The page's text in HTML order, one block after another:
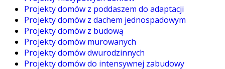
Projekty domów z poddaszem do adaptacji
Projekty domów z dachem jednospadowym
Projekty domów z budową
Projekty domów murowanych
Projekty domów dwurodzinnych
Projekty domów do intensywnej zabudowy